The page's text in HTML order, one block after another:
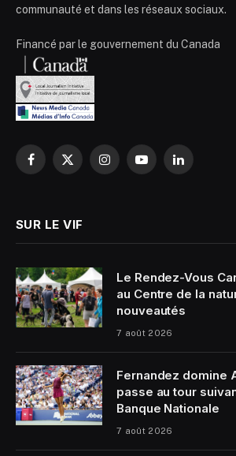
communauté et dans les réseaux sociaux.
Financé par le gouvernement du Canada
Facebook
X
InstagramYouTubeLinkedIn
SUR LE VIF
Le Rendez-Vous
au Centre de la
nouveautés
7 août 2026
Fernandez domine
passe au tour
Banque Nationale
7 août 2026